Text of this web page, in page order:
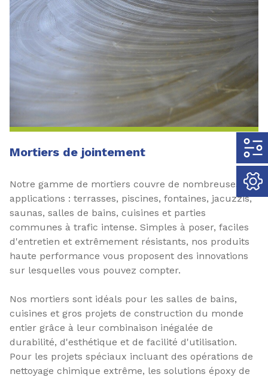
Mortiers de jointement
Notre gamme de mortiers couvre de nombreuses
applications : terrasses, piscines, fontaines, jacuzzis,
saunas, salles de bains, cuisines et parties
communes à trafic intense. Simples à poser, faciles
d'entretien et extrêmement résistants, nos produits
haute performance vous proposent des innovations
sur lesquelles vous pouvez compter.
Nos mortiers sont idéals pour les salles de bains,
cuisines et gros projets de construction du monde
entier grâce à leur combinaison inégalée de
durabilité, d'esthétique et de facilité d'utilisation.
Pour les projets spéciaux incluant des opérations de
nettoyage chimique extrême, les solutions époxy de